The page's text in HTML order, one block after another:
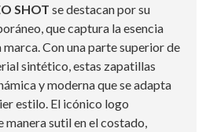
SHOT se destacan por su
que captura la esencia
Con una parte superior de
sintético, estas zapatillas
y moderna que se adapta
estilo. El icónico logo
manera sutil en el costado,